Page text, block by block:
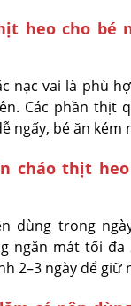
heo cho bé
nạc vai là phù
Các phần thịt
ngấy, bé ăn kém
cháo thịt
dùng trong
ngăn mát tối đa
2–3 ngày để giữ